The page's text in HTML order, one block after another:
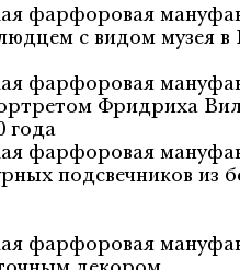
фарфоровая
с видом музея в
фарфоровая
Фридриха
года
фарфоровая
подсвечников из
фарфоровая